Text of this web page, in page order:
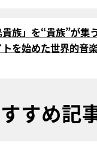
ル
貴族」を“貴族”が集
トを始めた世界的音
すめ記